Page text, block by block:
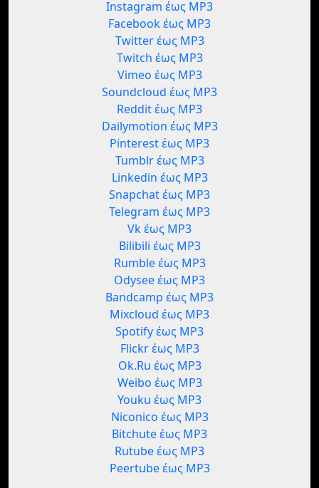
Instagram έως MP3
Facebook έως MP3
Twitter έως MP3
Twitch έως MP3
Vimeo έως MP3
Soundcloud έως MP3
Reddit έως MP3
Dailymotion έως MP3
Pinterest έως MP3
Tumblr έως MP3
Linkedin έως MP3
Snapchat έως MP3
Telegram έως MP3
Vk έως MP3
Bilibili έως MP3
Rumble έως MP3
Odysee έως MP3
Bandcamp έως MP3
Mixcloud έως MP3
Spotify έως MP3
Flickr έως MP3
Ok.Ru έως MP3
Weibo έως MP3
Youku έως MP3
Niconico έως MP3
Bitchute έως MP3
Rutube έως MP3
Peertube έως MP3